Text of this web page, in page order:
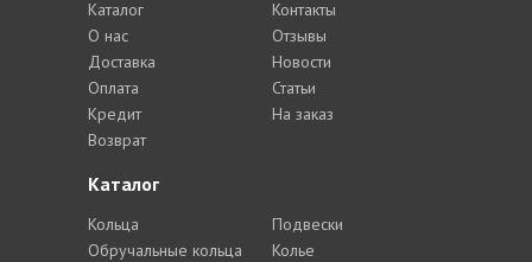
Каталог
Кольца
Обручальные кольца
Подвески
Колье
Каталог
О нас
Доставка
Оплата
Кредит
Возврат
Контакты
Отзывы
Новости
Статьи
На заказ